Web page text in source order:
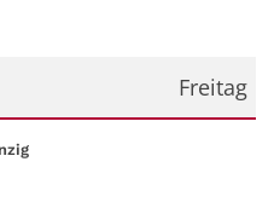
Freitag
: